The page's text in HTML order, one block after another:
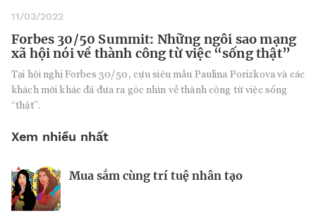
11/03/2022
Forbes 30/50 Summit: Những ngôi sao mạng
xã hội nói về thành công từ việc “sống thật”
Tại hội nghị Forbes 30/50, cựu siêu mẫu Paulina Porizkova và các
khách mời khác đã đưa ra góc nhìn về thành công từ việc sống
“thật”.
Xem nhiều nhất
Mua sắm cùng trí tuệ nhân tạo
Nhà sáng lập 25 tuổi và tham vọng lật
Kiểm soát bất ổn và bảo vệ sức khỏe